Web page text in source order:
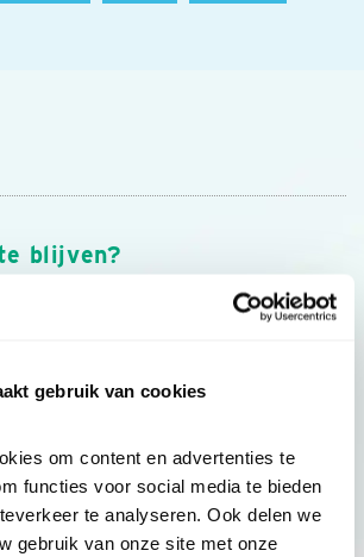
gebruik van cookies
om content en advertenties te
functies voor social media te bieden
te analyseren. Ook delen we
gebruik van onze site met onze
blijven?
nieuws, inspiratie, acties en tips
van Vogelbescherming.